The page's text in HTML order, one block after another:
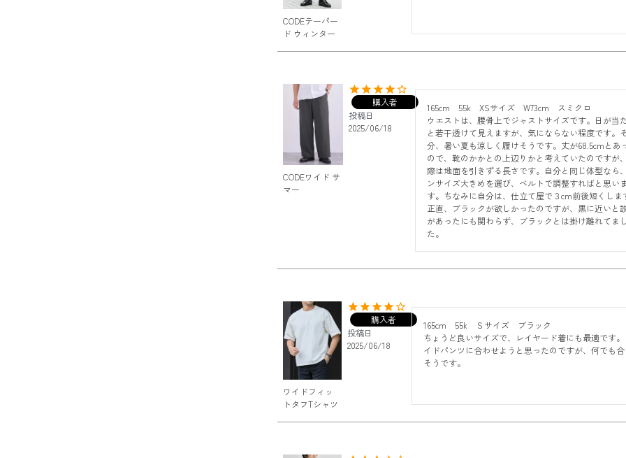
CODEテーパー
ド ウィンター
CODEワイド サ
マー
購入者
投稿日
2025/06/18
165cm    55k    XSサイズ    W73cm    スミクロ
ウエストは、腰骨上でジャストサイズです。日が当
と若干透けて見えますが、気にならない程度です。
分、暑い夏も涼しく履けそうです。丈が68.5cmとあ
ので、靴のかかとの上辺りかと考えていたのですが
際は地面を引きずる長さです。自分と同じ体型なら
ンサイズ大きめを選び、ベルトで調整すればと思いま
す。ちなみに自分は、仕立て屋で３cm前後短くしま
正直、ブラックが欲しかったのですが、黒に近いと
があったにも関わらず、ブラックとは掛け離れてまし
た。
ワイドフィッ
トタフTシャツ
購入者
投稿日
2025/06/18
165cm    55k    Ｓサイズ　ブラック
ちょうど良いサイズで、レイヤード着にも最適です。
イドパンツに合わせようと思ったのですが、何でも合
そうです。